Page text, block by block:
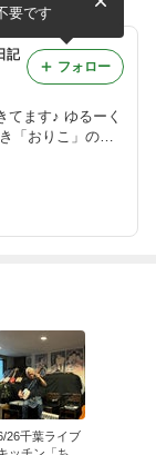
記
ます♪ ゆるーく
「おりこ」のほ
要です
フォロー
26千葉ライブ